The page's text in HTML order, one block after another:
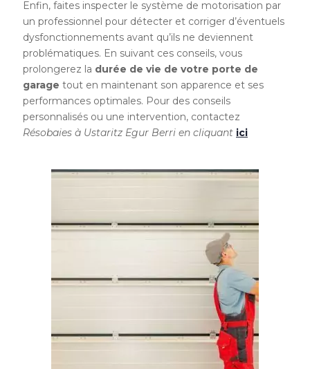
Enfin, faites inspecter le système de motorisation par
un professionnel pour détecter et corriger d’éventuels
dysfonctionnements avant qu’ils ne deviennent
problématiques. En suivant ces conseils, vous
prolongerez la durée de vie de votre porte de
garage tout en maintenant son apparence et ses
performances optimales. Pour des conseils
personnalisés ou une intervention, contactez
Résobaies à Ustaritz Egur Berri en cliquant ici